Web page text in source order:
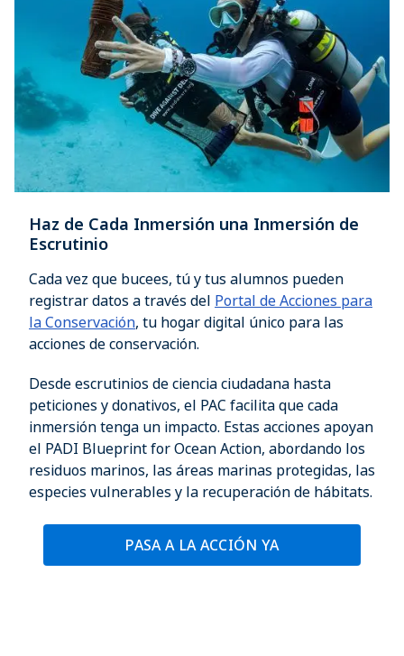
Haz de Cada Inmersión una Inmersión de
Escrutinio
Cada vez que bucees, tú y tus alumnos pueden
registrar datos a través del Portal de Acciones para
la Conservación, tu hogar digital único para las
acciones de conservación.
Desde escrutinios de ciencia ciudadana hasta
peticiones y donativos, el PAC facilita que cada
inmersión tenga un impacto. Estas acciones apoyan
el PADI Blueprint for Ocean Action, abordando los
residuos marinos, las áreas marinas protegidas, las
especies vulnerables y la recuperación de hábitats.
PASA A LA ACCIÓN YA